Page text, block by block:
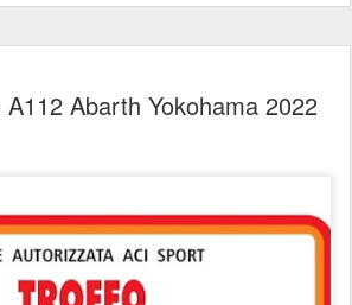
A112 Abarth Yokohama 2022